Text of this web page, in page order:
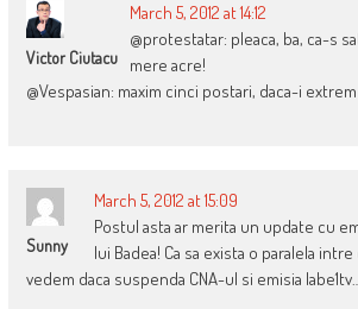
Victor Ciutacu
March 5, 2012 at 14:12
@protestatar: pleaca, ba, ca-s
mere acre!
@Vespasian: maxim cinci postari, daca-i
Sunny
March 5, 2012 at 15:09
Postul asta ar merita un update cu
lui Badea! Ca sa exista o paralela
vedem daca suspenda CNA-ul si emisia